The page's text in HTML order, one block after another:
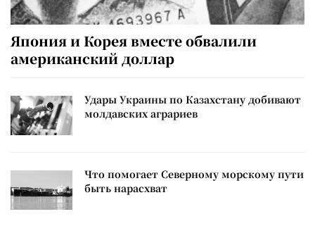
Япония и Корея вместе обвалили
американский доллар
Удары Украины по Казахстану добивают
молдавских аграриев
Что помогает Северному морскому пути
быть нарасхват